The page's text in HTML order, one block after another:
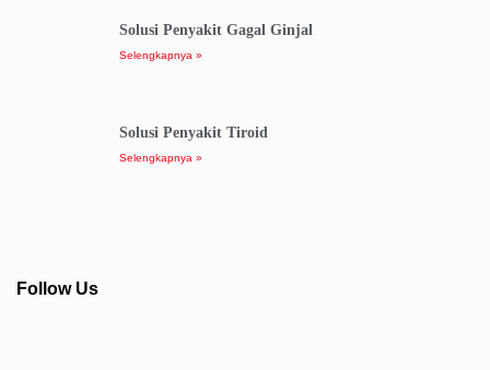
Solusi Penyakit Gagal Ginjal
Selengkapnya »
Solusi Penyakit Tiroid
Selengkapnya »
Follow Us